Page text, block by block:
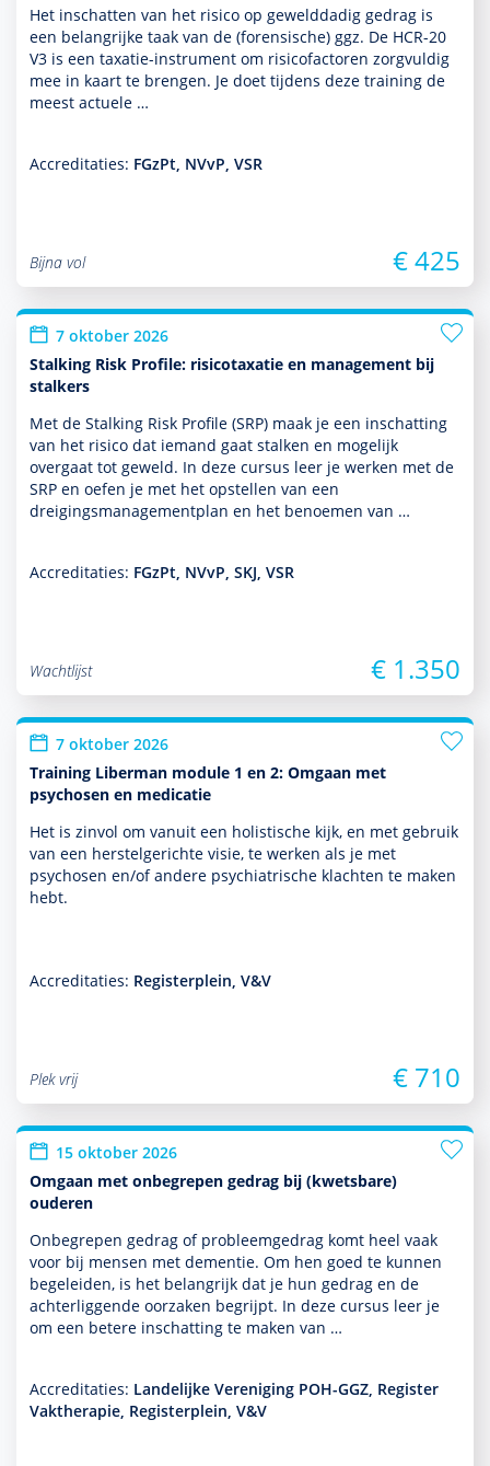
Het inschatten van het risico op gewelddadig gedrag is
een belang­rijke taak van de (foren­sische) ggz. De HCR-20
V3 is een taxatie-instrument om risicofactoren zorgvuldig
mee in kaart te brengen. Je doet tijdens deze training de
meest actuele …
Accreditaties: FGzPt, NVvP, VSR
Bijna vol € 425
7 oktober 2026
Stalking Risk Profile: risicotaxatie en management bij
stalkers
Met de Stalking Risk Profile (SRP) maak je een inschatting
van het risico dat iemand gaat stalken en moge­lijk
overgaat tot geweld. In deze cursus leer je werken met de
SRP en oefen je met het opstellen van een
dreigingsmanagementplan en het benoemen van …
Accreditaties: FGzPt, NVvP, SKJ, VSR
Wachtlijst € 1.350
7 oktober 2026
Training Liberman module 1 en 2: Omgaan met
psychosen en medicatie
Het is zinvol om vanuit een holistische kijk, en met gebruik
van een herstelgerichte visie, te werken als je met
psychosen en/of andere psychia­trische klachten te maken
hebt.
Accreditaties: Registerplein, V&V
Plek vrij € 710
15 oktober 2026
Omgaan met onbegrepen gedrag bij (kwetsbare)
ouderen
Onbegrepen gedrag of probleemgedrag komt heel vaak
voor bij mensen met dementie. Om hen goed te kunnen
bege­leiden, is het belang­rijk dat je hun gedrag en de
achterliggende oorzaken begrijpt. In deze cursus leer je
om een betere inschatting te maken van …
Accreditaties: Landelijke Vereniging POH-GGZ, Register
Vaktherapie, Registerplein, V&V